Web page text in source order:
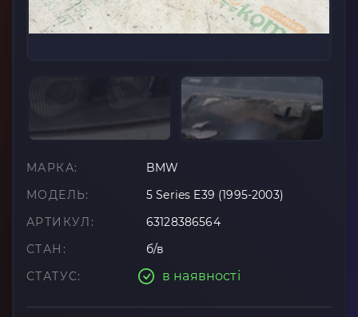
МАРКА:
BMW
МОДЕЛЬ:
5 Series E39 (1995-2003)
АРТИКУЛ:
63128386564
СТАН:
б/в
СТАТУС:
в наявності